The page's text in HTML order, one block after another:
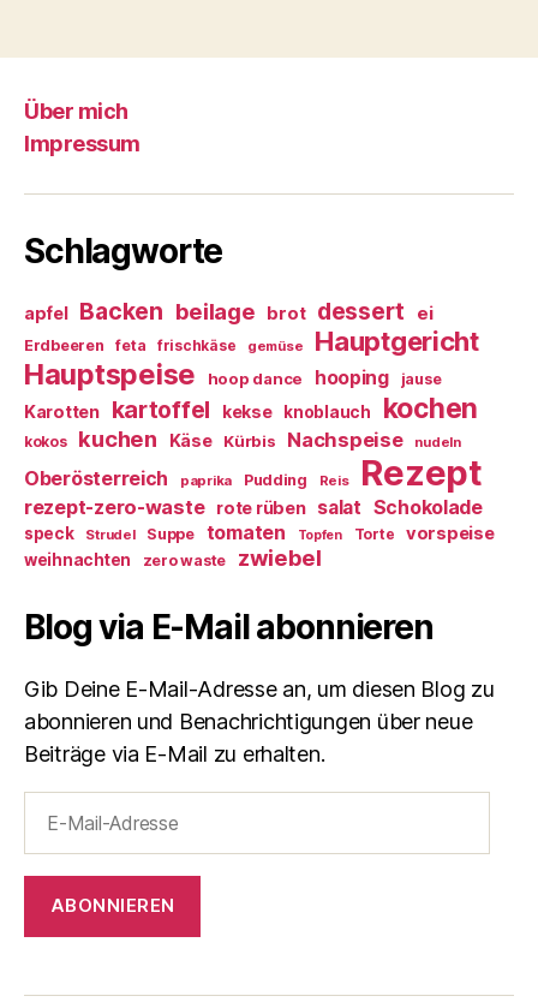
Über mich
Impressum
Schlagworte
apfel Backen beilage brot dessert ei
Erdbeeren feta frischkäse gemüse Hauptgericht
Hauptspeise hoop dance hooping jause
Karotten kartoffel kekse knoblauch kochen
kokos kuchen Käse Kürbis Nachspeise nudeln
Oberösterreich paprika Pudding Reis Rezept
rezept-zero-waste rote rüben salat Schokolade
speck Strudel Suppe tomaten Topfen Torte vorspeise
weihnachten zero waste zwiebel
Blog via E-Mail abonnieren
Gib Deine E-Mail-Adresse an, um diesen Blog zu
abonnieren und Benachrichtigungen über neue
Beiträge via E-Mail zu erhalten.
Mail-
Adresse
ABONNIEREN